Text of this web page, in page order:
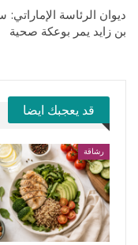
ديوان الرئاسة الإماراتي:
بن زايد يمر بوعكة صحية
قد يعجبك ايضا
رشاقة